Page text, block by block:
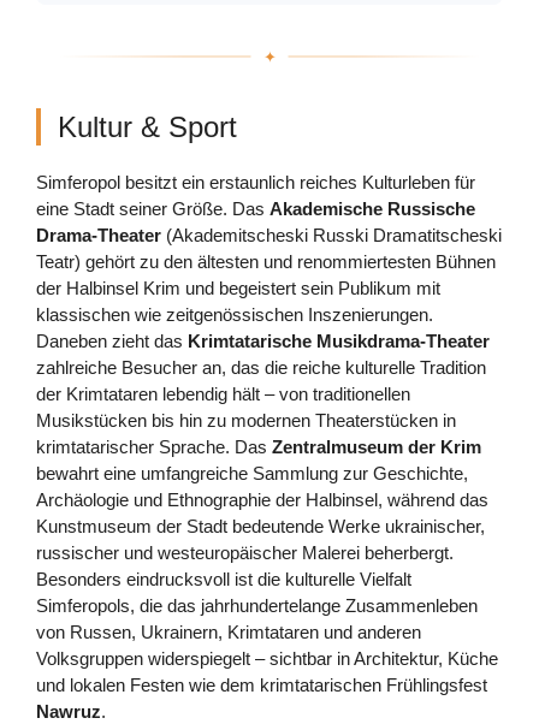
Kultur & Sport
Simferopol besitzt ein erstaunlich reiches Kulturleben für
eine Stadt seiner Größe. Das Akademische Russische
Drama-Theater (Akademitscheski Russki Dramatitscheski
Teatr) gehört zu den ältesten und renommiertesten Bühnen
der Halbinsel Krim und begeistert sein Publikum mit
klassischen wie zeitgenössischen Inszenierungen.
Daneben zieht das Krimtatarische Musikdrama-Theater
zahlreiche Besucher an, das die reiche kulturelle Tradition
der Krimtataren lebendig hält – von traditionellen
Musikstücken bis hin zu modernen Theaterstücken in
krimtatarischer Sprache. Das Zentralmuseum der Krim
bewahrt eine umfangreiche Sammlung zur Geschichte,
Archäologie und Ethnographie der Halbinsel, während das
Kunstmuseum der Stadt bedeutende Werke ukrainischer,
russischer und westeuropäischer Malerei beherbergt.
Besonders eindrucksvoll ist die kulturelle Vielfalt
Simferopols, die das jahrhundertelange Zusammenleben
von Russen, Ukrainern, Krimtataren und anderen
Volksgruppen widerspiegelt – sichtbar in Architektur, Küche
und lokalen Festen wie dem krimtatarischen Frühlingsfest
Nawruz.